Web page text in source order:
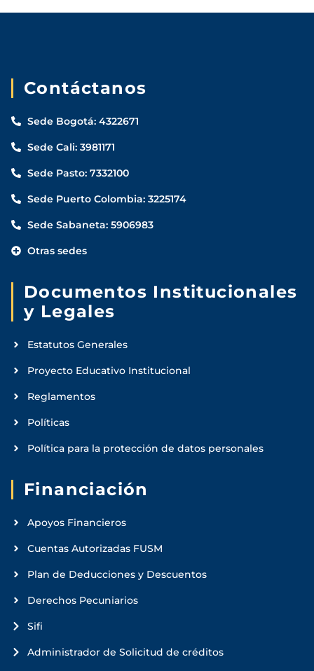
Contáctanos
Sede Bogotá: 4322671
Sede Cali: 3981171
Sede Pasto: 7332100
Sede Puerto Colombia: 3225174
Sede Sabaneta: 5906983
Otras sedes
Documentos Institucionales
y Legales
Estatutos Generales
Proyecto Educativo Institucional
Reglamentos
Políticas
Política para la protección de datos personales
Financiación
Apoyos Financieros
Cuentas Autorizadas FUSM
Plan de Deducciones y Descuentos
Derechos Pecuniarios
Sifi
Administrador de Solicitud de créditos